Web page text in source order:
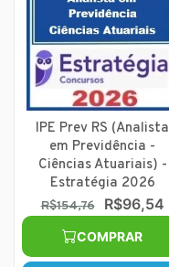
IPE Prev RS (Analista
em Previdência -
Ciências Atuariais) -
Estratégia 2026
R$154,76 R$96,54
COMPRAR